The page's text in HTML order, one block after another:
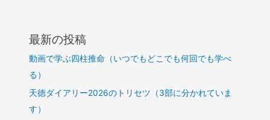
最新の投稿
動画で学ぶ四柱推命（いつでもどこでも何回でも学べ
る）
天徳ダイアリー2026のトリセツ（3部に分かれていま
す）